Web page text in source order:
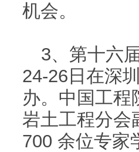
机会。
3、第十六
24-26日在深
办。中国工程
岩土工程分会
700 余位专家